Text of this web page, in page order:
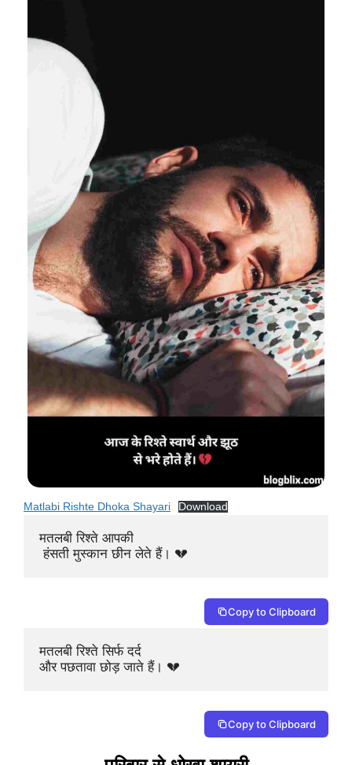
Matlabi Rishte Dhoka Shayari Download
मतलबी रिश्ते आपकी
हंसती मुस्कान छीन लेते हैं। 💔
Copy to Clipboard
मतलबी रिश्ते सिर्फ दर्द
और पछतावा छोड़ जाते हैं। 💔
Copy to Clipboard